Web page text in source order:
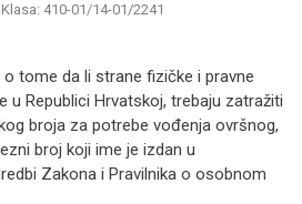
410-01/14-01/2241
tome da li strane fizičke i pravne
Republici Hrvatskoj, trebaju zatražiti
broja za potrebe vođenja ovršnog,
broj koji ime je izdan u
Zakona i Pravilnika o osobnom